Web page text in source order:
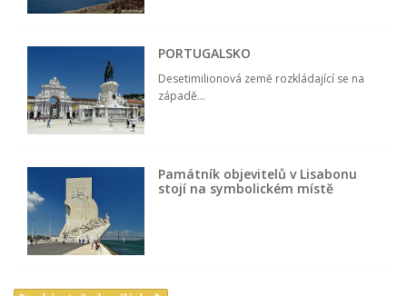
PORTUGALSKO
Desetimilionová země rozkládající se na
západě...
Památník objevitelů v Lisabonu
stojí na symbolickém místě